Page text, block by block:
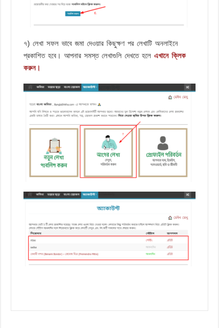
৭) লেখা সফল ভাবে জমা দেওয়ার কিছুক্ষণ পর লেখাটি অনলাইনে
প্রকাশিত হবে। আপনার সমস্ত লেখাগুলি দেখতে হলেএখানে ক্লিক
করুন।